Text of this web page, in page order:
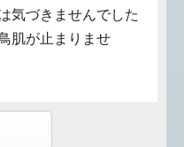
気づきませんでした
肌が止まりませ